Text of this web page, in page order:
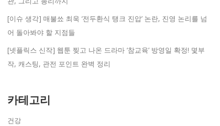
[이슈 생각] 매불쑈 최욱 ‘전두환식 탱크 진압’ 논란, 진영 논리를 넘
어 돌아봐야 할 지점들
[넷플릭스 신작] 웹툰 찢고 나온 드라마 ‘참교육’ 방영일 확정! 몇부
작, 캐스팅, 관전 포인트 완벽 정리
카테고리
건강